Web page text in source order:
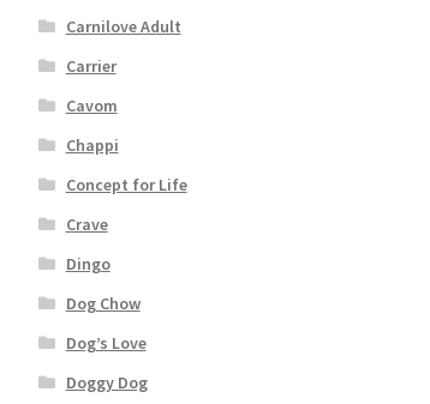
Carnilove Adult
Carrier
Cavom
Chappi
Concept for Life
Crave
Dingo
Dog Chow
Dog’s Love
Doggy Dog